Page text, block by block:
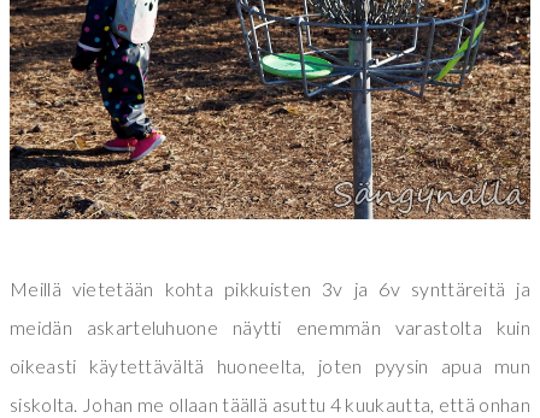
Meillä vietetään kohta pikkuisten 3v ja 6v synttäreitä ja
meidän askarteluhuone näytti enemmän varastolta kuin
oikeasti käytettävältä huoneelta, joten pyysin apua mun
siskolta. Johan me ollaan täällä asuttu 4 kuukautta, että onhan